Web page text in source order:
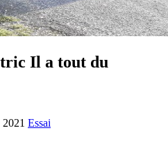
Il a tout du
Essai